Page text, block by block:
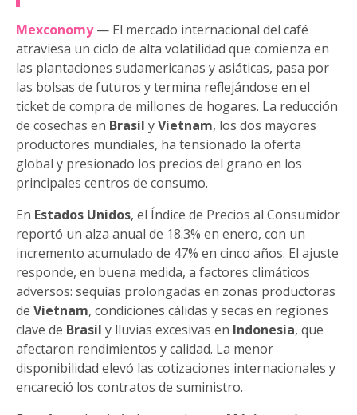
Mexconomy— El mercado internacional del café
atraviesa un ciclo de alta volatilidad que comienza en
las plantaciones sudamericanas y asiáticas, pasa por
las bolsas de futuros y termina reflejándose en el
ticket de compra de millones de hogares. La reducción
de cosechas en Brasil yVietnam, los dos mayores
productores mundiales, ha tensionado la oferta
global y presionado los precios del grano en los
principales centros de consumo.
En Estados Unidos, el Índice de Precios al Consumidor
reportó un alza anual de 18.3% en enero, con un
incremento acumulado de 47% en cinco años. El ajuste
responde, en buena medida, a factores climáticos
adversos: sequías prolongadas en zonas productoras
de Vietnam, condiciones cálidas y secas en regiones
clave de Brasil y lluvias excesivas en Indonesia, que
afectaron rendimientos y calidad. La menor
disponibilidad elevó las cotizaciones internacionales y
encareció los contratos de suministro.